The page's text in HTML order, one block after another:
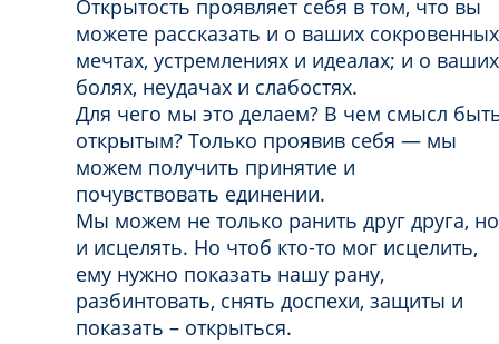
Открытость проявляет себя в том, что вы
можете рассказать и о ваших сокровенных
мечтах, устремлениях и идеалах; и о ваших
болях, неудачах и слабостях.
Для чего мы это делаем? В чем смысл
открытым? Только проявив себя — мы
можем получить принятие и
почувствовать единении.
Мы можем не только ранить друг друга, но
и исцелять. Но чтоб кто-то мог исцелить,
ему нужно показать нашу рану,
разбинтовать, снять доспехи, защиты и
показать – открыться.